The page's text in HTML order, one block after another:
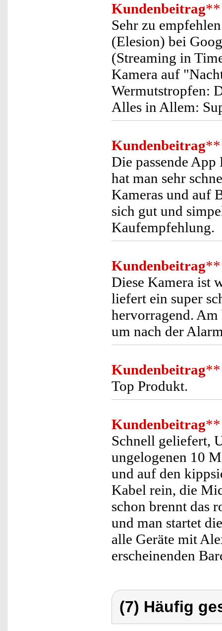
Kundenbeitrag**
Sehr zu
(Elesion) bei
(Streaming in
Kamera auf
Wermutstropfen:
Alles in Allem:
Kundenbeitrag**
Die passende
hat man sehr
Kameras und auf
sich gut und
Kaufempfehlung.
Kundenbeitrag**
Diese Kamera ist
liefert ein super
hervorragend. Am
um nach der
Kundenbeitrag**
Top Produkt.
Kundenbeitrag**
Schnell geliefert,
ungelogenen 10
und auf den
Kabel rein, die
schon brennt das
und man startet
alle Geräte mit
erscheinenden
(7) Häufig